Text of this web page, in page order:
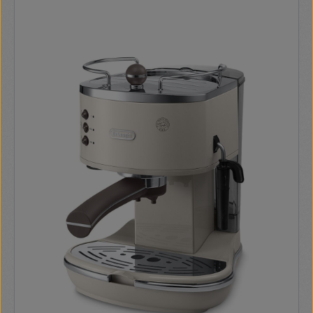
Optimálisan tisztított víz a szabadalmaztatott vízáramlásnak
köszönhetően. Az AquaClean biztosítja, hogy csak tiszta és
szűrt víz áramlik a teljes automata kávéfőző gépbe, így
csökkenti a vízkőmentesítés szükségét. Az AquaClean
szűrőnek köszönhetően akár 5000 csésze kávét élvezhet
vízkőmentesítés nélkül, a szűrő 8 cseréjével. A mikroporózus
szűrő kiszűr minden szennyeződést. A kávéfőzetét minden
apró részecskétől megszabadítva sokkal jobb minőségű italt
nyerhet. A mikroporózus szűrő kitisztítja a
szennyeződéseket a vízből, így garantálhatja, hogy minden
csésze kávé friss, tiszta és ízletes lesz. A csomag tartalma: 1
db AquaClean vízszűrő